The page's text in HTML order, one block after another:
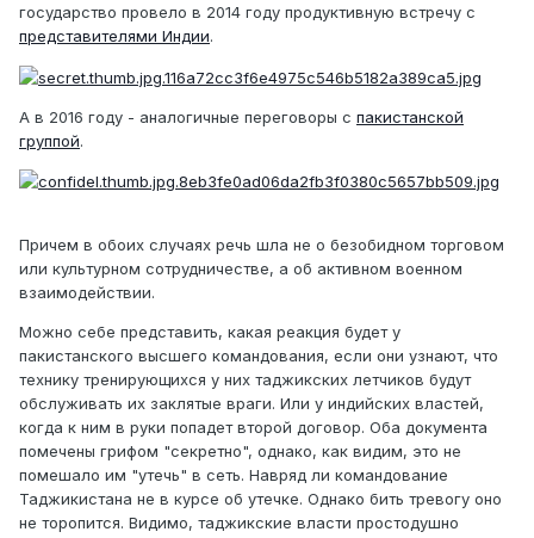
государство провело в 2014 году продуктивную встречу с
представителями Индии.
А в 2016 году - аналогичные переговоры с пакистанской
группой.
Причем в обоих случаях речь шла не о безобидном торговом
или культурном сотрудничестве, а об активном военном
взаимодействии.
Можно себе представить, какая реакция будет у
пакистанского высшего командования, если они узнают, что
технику тренирующихся у них таджикских летчиков будут
обслуживать их заклятые враги. Или у индийских властей,
когда к ним в руки попадет второй договор. Оба документа
помечены грифом "секретно", однако, как видим, это не
помешало им "утечь" в сеть. Навряд ли командование
Таджикистана не в курсе об утечке. Однако бить тревогу оно
не торопится. Видимо, таджикские власти простодушно